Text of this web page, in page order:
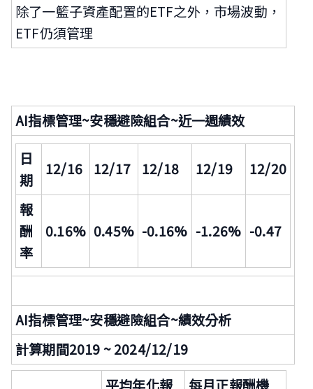
除了一籃子資產配置的ETF之外，市場波動，
ETF仍須管理
AI指標管理~安穩避險組合~近一週績效
日
期
12/16 12/17 12/18 12/19 12/20
報
酬
率
0.16% 0.45% -0.16% -1.26% -0.47
AI指標管理~安穩避險組合~績效分析
計算期間2019 ~ 2024/12/19
平均年化報
每月正報酬機